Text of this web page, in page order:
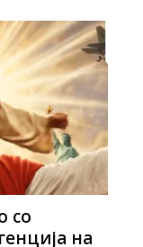
со
на